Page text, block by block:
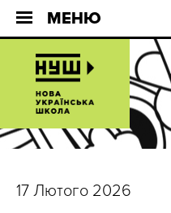
МЕНЮ
17 Лютого 2026